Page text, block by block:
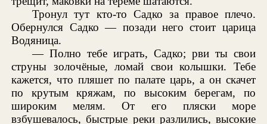
Тронул тут кто-то Садко за правое плечо.
Обернулся Садко — позади него стоит царица
Водяница.
— Полно тебе играть, Садко; рви ты свои
струны золочёные, ломай свои колышки. Тебе
кажется, что пляшет по палате царь, а он скачет
по крутым кряжам, по высоким берегам, по
широким мелям. От его пляски море
взбушевалось, быстрые реки разлились, высокие